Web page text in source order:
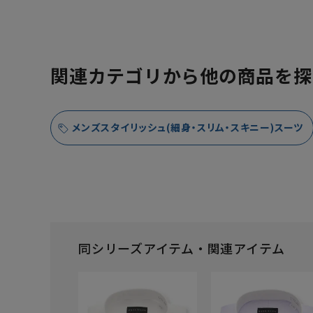
関連カテゴリから他の商品を
メンズスタイリッシュ(細身・スリム・スキニー)スーツ
同シリーズアイテム・関連アイテム